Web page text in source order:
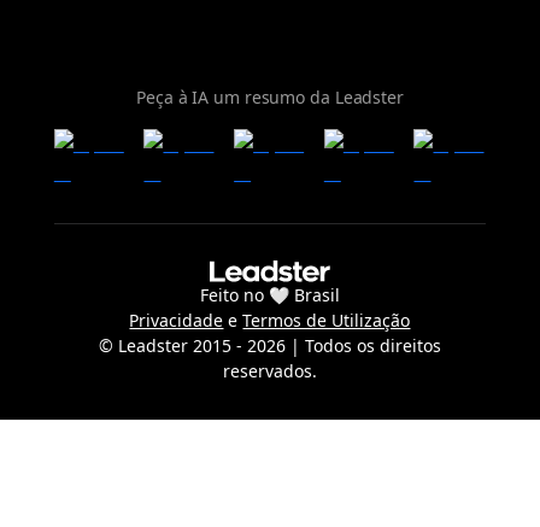
Peça à IA um resumo da Leadster
Feito no 🤍 Brasil
Privacidade e Termos de Utilização
© Leadster 2015 - 2026| Todos os direitos
reservados.